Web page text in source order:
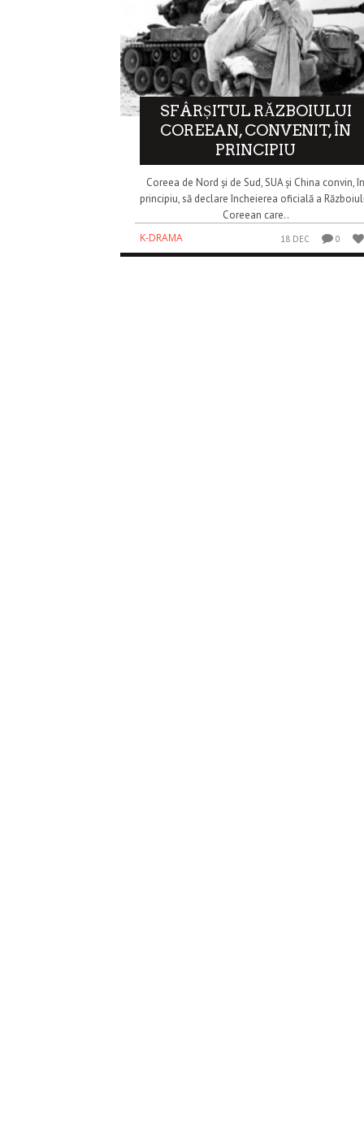
SFÂRȘITUL RĂZBOIULUI
COREEAN, CONVENIT, ÎN
PRINCIPIU
Coreea de Nord și de Sud, SUA și China convin, în
principiu, să declare încheierea oficială a
Coreean care..
K-DRAMA
18 DEC 0